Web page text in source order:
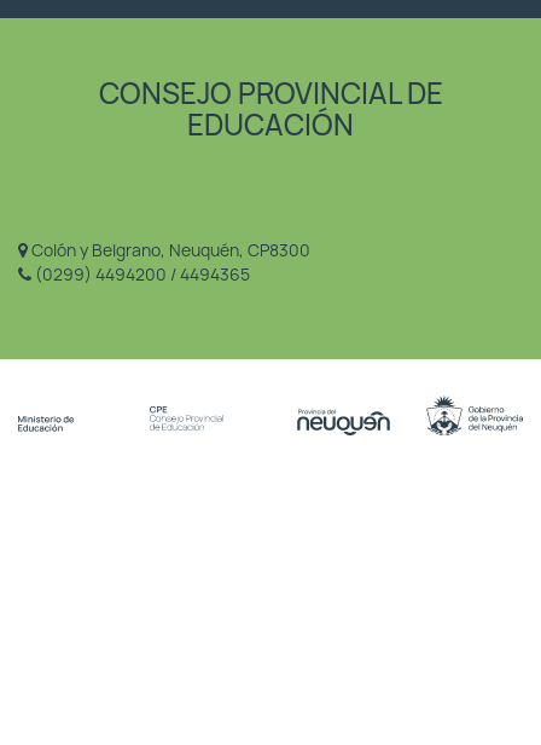
CONSEJO PROVINCIAL DE
EDUCACIÓN
Colón y Belgrano, Neuquén, CP8300
(0299) 4494200 / 4494365